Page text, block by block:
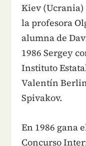
Kiev (Ucrania)
la profesora
alumna de
1986 Sergey
Instituto
Valentín
Spivakov.
En 1986 gana
Concurso